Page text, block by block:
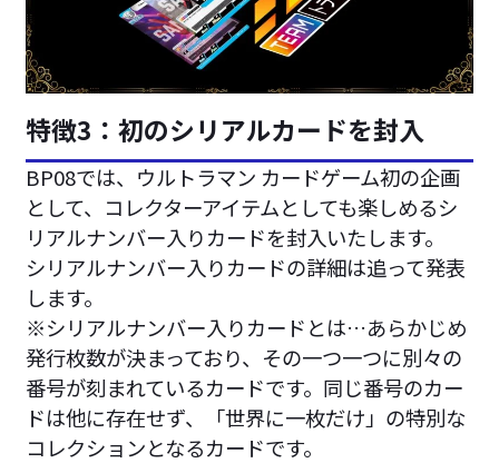
特徴3：初のシリアルカードを封入
BP08では、ウルトラマン カードゲーム初の企画
として、コレクターアイテムとしても楽しめるシ
リアルナンバー入りカードを封入いたします。
シリアルナンバー入りカードの詳細は追って発表
します。
※シリアルナンバー入りカードとは…あらかじめ
発行枚数が決まっており、その一つ一つに別々の
番号が刻まれているカードです。同じ番号のカー
ドは他に存在せず、「世界に一枚だけ」の特別な
コレクションとなるカードです。